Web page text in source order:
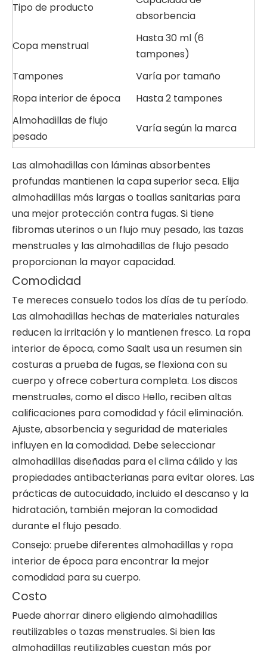
Tipo de producto
absorbencia
Copa menstrual
Hasta 30 ml (6
tampones)
Tampones
Varía por tamaño
Ropa interior de época
Hasta 2 tampones
Almohadillas de flujo
pesado
Varía según la marca
Las almohadillas con láminas absorbentes
profundas mantienen la capa superior seca. Elija
almohadillas más largas o toallas sanitarias para
una mejor protección contra fugas. Si tiene
fibromas uterinos o un flujo muy pesado, las tazas
menstruales y las almohadillas de flujo pesado
proporcionan la mayor capacidad.
Comodidad
Te mereces consuelo todos los días de tu período.
Las almohadillas hechas de materiales naturales
reducen la irritación y lo mantienen fresco. La ropa
interior de época, como Saalt usa un resumen sin
costuras a prueba de fugas, se flexiona con su
cuerpo y ofrece cobertura completa. Los discos
menstruales, como el disco Hello, reciben altas
calificaciones para comodidad y fácil eliminación.
Ajuste, absorbencia y seguridad de materiales
influyen en la comodidad. Debe seleccionar
almohadillas diseñadas para el clima cálido y las
propiedades antibacterianas para evitar olores. Las
prácticas de autocuidado, incluido el descanso y la
hidratación, también mejoran la comodidad
durante el flujo pesado.
Consejo: pruebe diferentes almohadillas y ropa
interior de época para encontrar la mejor
comodidad para su cuerpo.
Costo
Puede ahorrar dinero eligiendo almohadillas
reutilizables o tazas menstruales. Si bien las
almohadillas reutilizables cuestan más por